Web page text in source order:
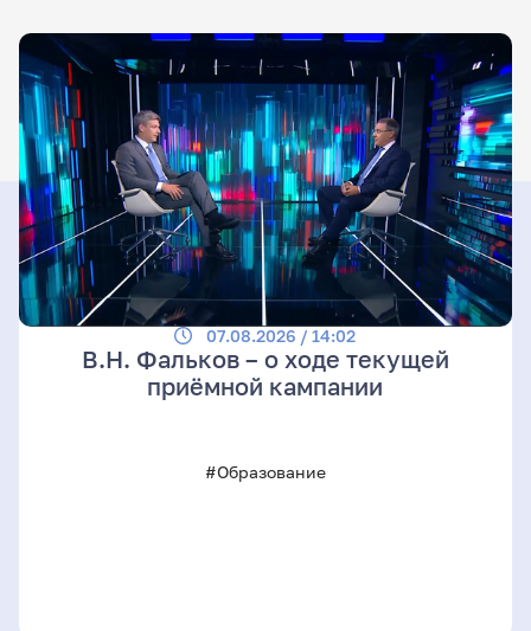
07.08.2026 / 14:02
В.Н. Фальков – о ходе текущей
приёмной кампании
#Образование